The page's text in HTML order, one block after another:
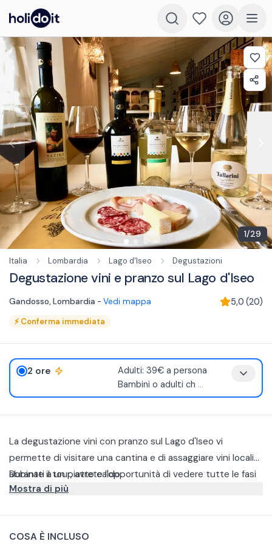
1/29
Italia Lombardia Lago d'Iseo Degustazioni
Degustazione vini e pranzo sul Lago d'Iseo
Gandosso, Lombardia - Vedi mappa 5,0 (20)
⚡Conferma immediata
2 ore
Adulti: 39€ a persona
Bambini o adulti ch ...
La degustazione vini con pranzo sul Lago d'Iseo vi
permette di visitare una cantina e di assaggiare vini locali
abbinati a un piatto caldo.
Durante il tour, avrete l'opportunità di vedere tutte le fasi
della produzione del vino e del metodo classico, dall'arrivo
Flûte di “Crystal Rime – 56*16” Pinot Nero Brut Metodo
Mostra di più
COSA È INCLUSO